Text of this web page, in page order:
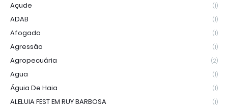
Açude (1)
ADAB (1)
Afogado (1)
Agressão (1)
Agropecuária (2)
Agua (1)
Águia De Haia (1)
ALELUIA FEST EM RUY BARBOSA (1)